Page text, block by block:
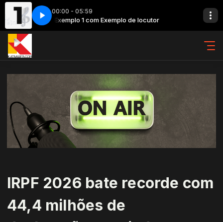
00:00 - 05:59
Exemplo 1 com Exemplo de locutor
Coldplay X BTS - My Universe
Exemplo 2 com Exemplo de locutora
IRPF 2026 bate recorde com
44,4 milhões de